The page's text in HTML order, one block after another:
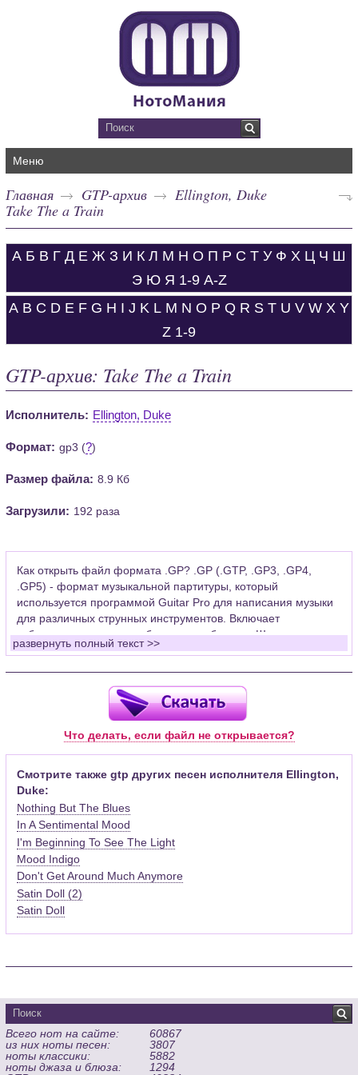
Меню
Главная GTP-архив
Ellington, Duke
Take The a Train
А Б В Г Д Е Ж З И К Л М Н О П Р С Т У Ф Х Ц Ч Ш
Э Ю Я 1-9 A-Z
A B C D E F G H I J K L M N O P Q R S T U V W X Y
Z 1-9
GTP-архив: Take The a Train
Исполнитель: Ellington, Duke
Формат: gp3 (?)
Размер файла: 8.9 Кб
Загрузили: 192 раза
Как открыть файл формата .GP? .GP (.GTP, .GP3, .GP4,
.GP5) - формат музыкальной партитуры, который
используется программой Guitar Pro для написания музыки
для различных струнных инструментов. Включает
табулатуры для гитары, бас-гитары, банджо. Широко
применяется для создания партитур, которые затем
Для открытия нот этого формата Вам необходимо
установить у себя на рабочем компьютере программу Guitar
Pro (желательно, последней версии). Скачать её можно с
официального сайта программы (Скачать) или найти
Функционал программы:
Запись музыкальных произведений для гитары, бас-гитары,
банджо и множества других инструментов и ансамблей в
виде табулатур или нотной графики (при создании
табулатуры отображается соответствующая ей строчка с
нотами и наоборот);
Создание произведений для духовых, струнных, клавишных
и других музыкальных инструментов;
Интеграция текста песен в ноты и привязка его к нотам
Встроенный определитель и визуализатор аккордов для
Экспортирование музыкальных партитур в MIDI, ASCII,
MusicXML, WAV, PNG, PDF, GP5 (в Guitar Pro 6), подготовка к
печати;
Импортирование из MIDI, ASCII,MusicXML, Power Tab (.ptb),
TablEdit (.tef)
развернуть полный текст >>
Что делать, если файл не открывается?
Смотрите также gtp других песен исполнителя Ellington,
Duke:
Nothing But The Blues
In A Sentimental Mood
I'm Beginning To See The Light
Mood Indigo
Don't Get Around Much Anymore
Satin Doll (2)
Satin Doll
Всего нот на сайте:
60867
из них ноты песен:
3807
ноты классики:
5882
ноты джаза и блюза:
1294